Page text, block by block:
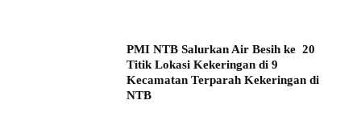
PMI NTB Salurkan Air Besih ke 20
Titik Lokasi Kekeringan di 9
Kecamatan Terparah Kekeringan di
NTB